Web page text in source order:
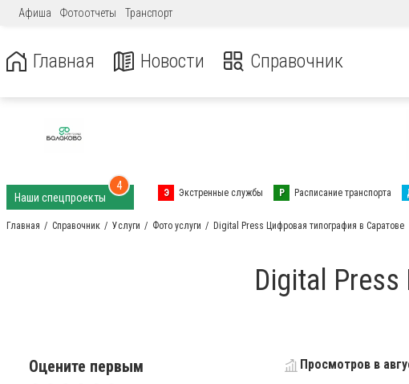
Афиша Фотоотчеты Транспорт
Главная Новости Справочник
Наши спецпроекты
4
Э Экстренные службы Р Расписание транспорта
Главная Справочник Услуги Фото услуги Digital Press Цифровая типография в Саратове
Digital
Оцените первым Просмотров в